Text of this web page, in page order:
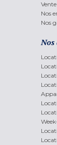
Nos
Nos